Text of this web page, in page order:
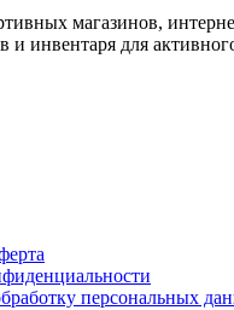
магазинов,
и инвентаря для
персональных